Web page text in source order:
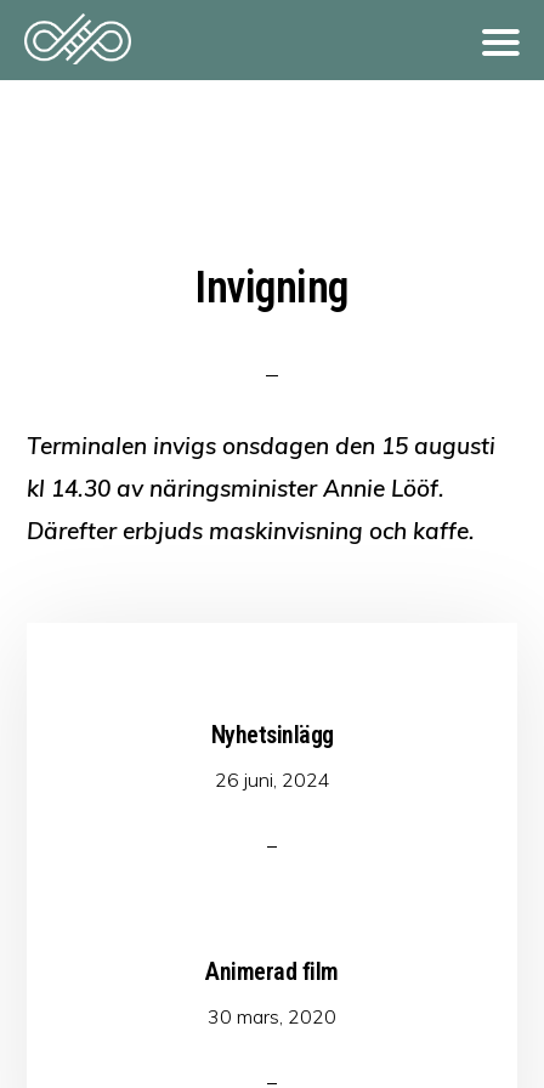
Invigning
Terminalen invigs onsdagen den 15 augusti
kl 14.30 av näringsminister Annie Lööf.
Därefter erbjuds maskinvisning och kaffe.
Nyhetsinlägg
26 juni, 2024
Animerad film
30 mars, 2020